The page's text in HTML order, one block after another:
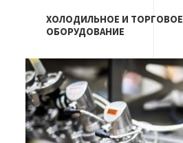
ХОЛОДИЛЬНОЕ И ТОРГОВОЕ
ОБОРУДОВАНИЕ
Изображение